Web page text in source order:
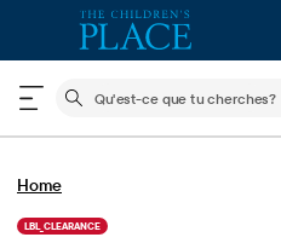
Le champ de
Home
LBL_CLEARANCE